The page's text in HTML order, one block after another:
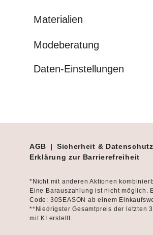
Materialien
Modeberatung
Daten-Einstellungen
AGB | Sicherheit & Datenschutz
Erklärung zur Barrierefreiheit
*Nicht mit anderen Aktionen
Eine Barauszahlung ist nicht
Code: 30SEASON ab einem
**Niedrigster Gesamtpreis der letzten
mit KI erstellt.